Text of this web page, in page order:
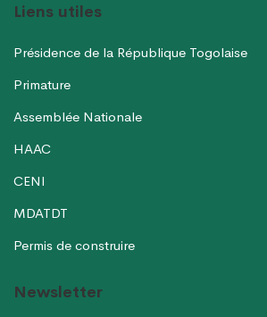
Liens utiles
Présidence de la République Togolaise
Primature
Assemblée Nationale
HAAC
CENI
MDATDT
Permis de construire
Newsletter